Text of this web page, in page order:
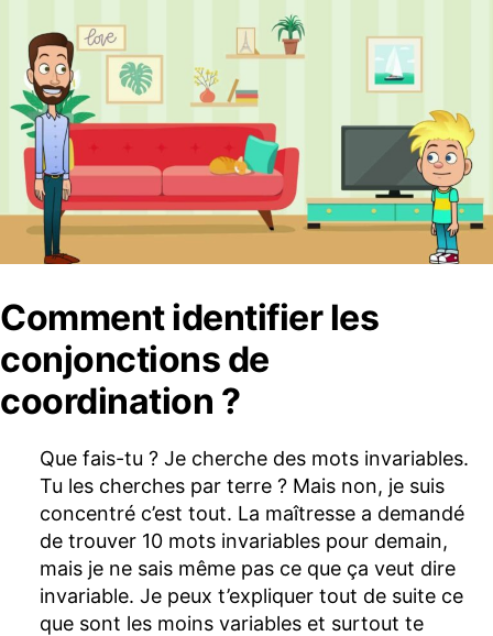
Comment identifier les
conjonctions de
coordination ?
Que fais-tu ? Je cherche des mots invariables.
Tu les cherches par terre ? Mais non, je suis
concentré c’est tout. La maîtresse a demandé
de trouver 10 mots invariables pour demain,
mais je ne sais même pas ce que ça veut dire
invariable. Je peux t’expliquer tout de suite ce
que sont les moins variables et surtout te